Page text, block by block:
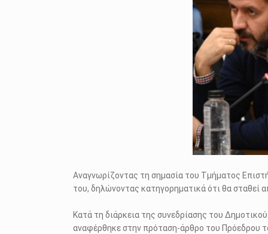
Αναγνωρίζοντας τη σημασία του Τμήματος
του, δηλώνοντας κατηγορηματικά ότι θα σταθεί
Κατά τη διάρκεια της συνεδρίασης του
αναφέρθηκε στην πρόταση-άρθρο του Πρόεδρου